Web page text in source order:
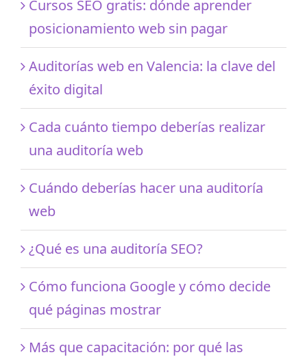
Cursos SEO gratis: dónde aprender
posicionamiento web sin pagar
Auditorías web en Valencia: la clave del
éxito digital
Cada cuánto tiempo deberías realizar
una auditoría web
Cuándo deberías hacer una auditoría
web
¿Qué es una auditoría SEO?
Cómo funciona Google y cómo decide
qué páginas mostrar
Más que capacitación: por qué las